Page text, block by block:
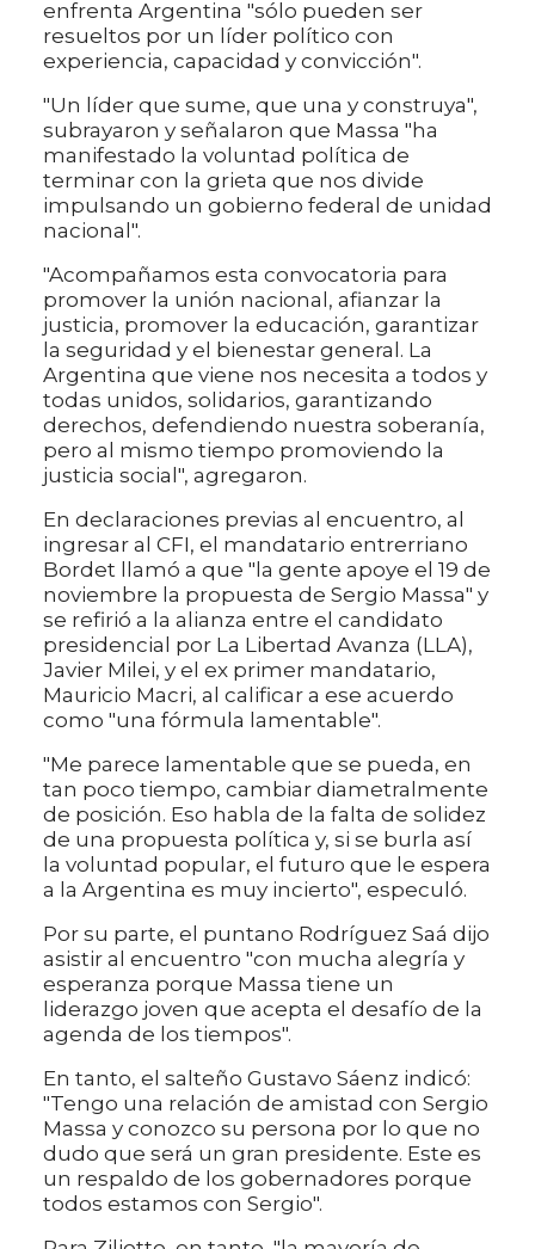
enfrenta Argentina "sólo pueden ser
resueltos por un líder político con
experiencia, capacidad y convicción".
"Un líder que sume, que una y construya",
subrayaron y señalaron que Massa "ha
manifestado la voluntad política de
terminar con la grieta que nos divide
impulsando un gobierno federal de unidad
nacional".
"Acompañamos esta convocatoria para
promover la unión nacional, afianzar la
justicia, promover la educación, garantizar
la seguridad y el bienestar general. La
Argentina que viene nos necesita a todos y
todas unidos, solidarios, garantizando
derechos, defendiendo nuestra soberanía,
pero al mismo tiempo promoviendo la
justicia social", agregaron.
En declaraciones previas al encuentro, al
ingresar al CFI, el mandatario entrerriano
Bordet llamó a que "la gente apoye el 19 de
noviembre la propuesta de Sergio Massa" y
se refirió a la alianza entre el candidato
presidencial por La Libertad Avanza (LLA),
Javier Milei, y el ex primer mandatario,
Mauricio Macri, al calificar a ese acuerdo
como "una fórmula lamentable".
"Me parece lamentable que se pueda, en
tan poco tiempo, cambiar diametralmente
de posición. Eso habla de la falta de solidez
de una propuesta política y, si se burla así
la voluntad popular, el futuro que le espera
a la Argentina es muy incierto", especuló.
Por su parte, el puntano Rodríguez Saá dijo
asistir al encuentro "con mucha alegría y
esperanza porque Massa tiene un
liderazgo joven que acepta el desafío de la
agenda de los tiempos".
En tanto, el salteño Gustavo Sáenz indicó:
"Tengo una relación de amistad con Sergio
Massa y conozco su persona por lo que no
dudo que será un gran presidente. Este es
un respaldo de los gobernadores porque
todos estamos con Sergio".